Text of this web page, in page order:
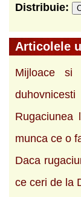
Distribuie:
Articolele
Mijloace si
duhovnicesti
munca ce o
Daca
ce ceri de la